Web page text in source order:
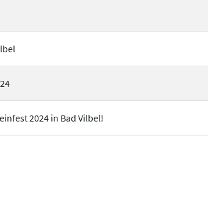
2024 in Bad Vilbel!